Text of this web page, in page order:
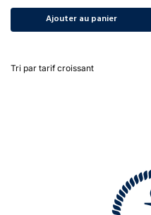
Ajouter au panier